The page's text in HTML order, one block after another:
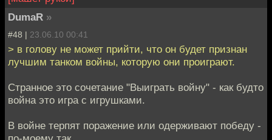
DumaR »
#48 | 23.06.10 00:41
> в голову не может прийти, что он будет признан
лучшим танком войны, которую они проиграют.
Странное это сочетание "Выиграть войну" - как будто
война это игра с игрушками.
В войне терпят поражение или одерживают победу -